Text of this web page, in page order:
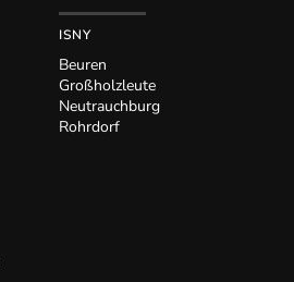
ISNY
Beuren
Großholzleute
Neutrauchburg
Rohrdorf